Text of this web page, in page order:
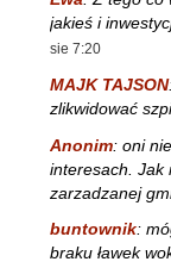
jakieś i
sie 7:20
MAJK TAJSON
zlikwidować
Anonim: oni
interesach. Jak
zarzadzanej
buntownik:
braku ławek